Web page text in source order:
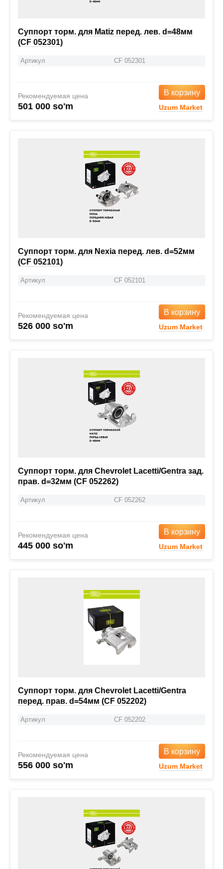
Суппорт торм. для Matiz перед. лев. d=48мм
(CF 052301)
Артикул CF 052301
Рекомендуемая цена
501 000 so'm
В корзину
Uzum Market
Суппорт торм. для Nexia перед. лев. d=52мм
(CF 052101)
Артикул CF 052101
Рекомендуемая цена
526 000 so'm
В корзину
Uzum Market
Суппорт торм. для Chevrolet Lacetti/Gentra зад.
прав. d=32мм (CF 052262)
Артикул CF 052262
Рекомендуемая цена
445 000 so'm
В корзину
Uzum Market
Суппорт торм. для Chevrolet Lacetti/Gentra
перед. прав. d=54мм (CF 052202)
Артикул CF 052202
Рекомендуемая цена
556 000 so'm
В корзину
Uzum Market